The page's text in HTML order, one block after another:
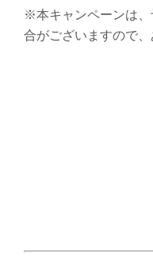
※本キャンペーンは
合がございますので、